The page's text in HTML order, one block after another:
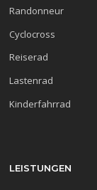
Randonneur
Cyclocross
Reiserad
Lastenrad
Kinderfahrrad
LEISTUNGEN